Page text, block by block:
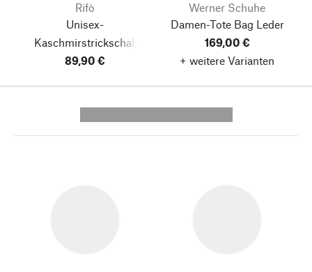
Rifò
Unisex-
Kaschmirstrickschal,
Grün-Rosé
89,90 €
Werner Schuhe
Damen-Tote Bag Leder
169,00 €
+ weitere Varianten